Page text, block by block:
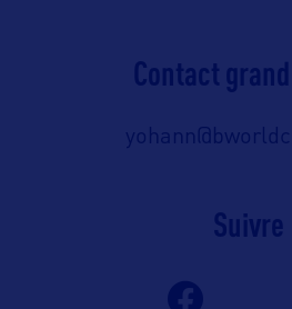
Contact
Suivre